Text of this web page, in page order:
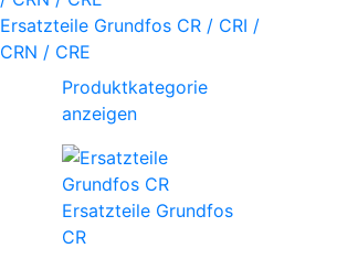
Ersatzteile Grundfos CR / CRI /
CRN / CRE
Produktkategorie
anzeigen
Ersatzteile Grundfos
CR